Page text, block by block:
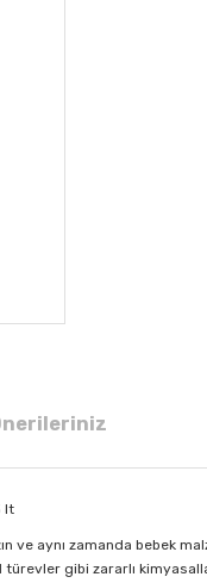
lt
ve aynı zamanda bebek
gibi zararlı